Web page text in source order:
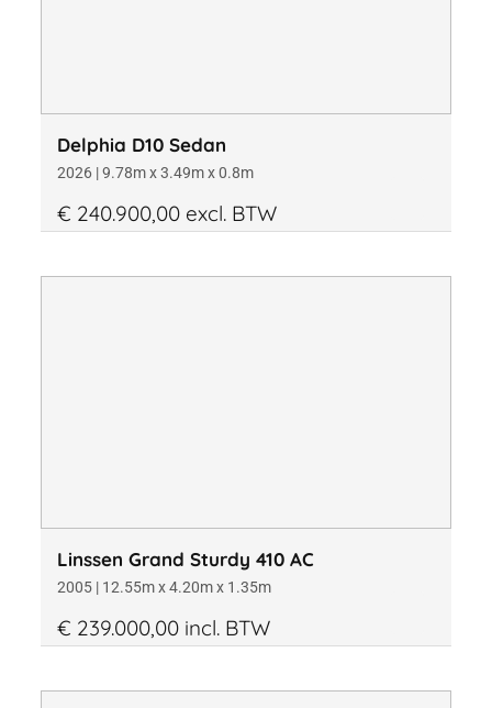
Delphia D10 Sedan
2026 | 9.78m x 3.49m x 0.8m
€ 240.900,00 excl. BTW
Linssen Grand Sturdy 410 AC
2005 | 12.55m x 4.20m x 1.35m
€ 239.000,00 incl. BTW